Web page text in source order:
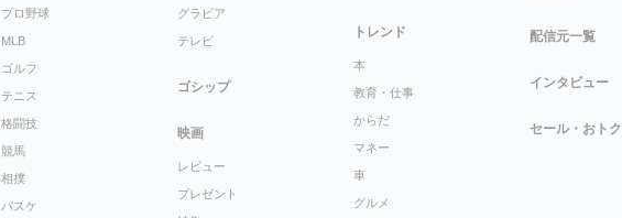
プロ野球
MLB
ゴルフ
テニス
格闘技
競馬
相撲
バスケ
グラビア
テレビ
ゴシップ
映画
レビュー
プレゼント
トレンド
本
教育・仕事
からだ
マネー
車
グルメ
配信元一覧
インタビュー
セール・おトク